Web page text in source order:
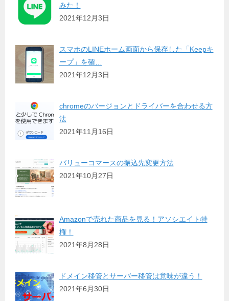
みた！
2021年12月3日
スマホのLINEホーム画面から保存した「Keepキ
ープ」を確…
2021年12月3日
chromeのバージョンとドライバーを合わせる方
法
2021年11月16日
バリューコマースの振込先変更方法
2021年10月27日
Amazonで売れた商品を見る！アソシエイト特
権！
2021年8月28日
ドメイン移管とサーバー移管は意味が違う！
2021年6月30日